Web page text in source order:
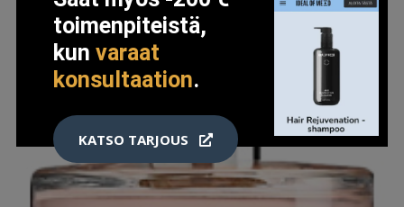
toimenpiteistä,
kunvaraat
konsultaation.
KATSO TARJOUS